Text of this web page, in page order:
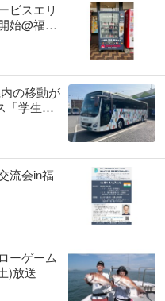
ビスエリ
始@福山
の移動が
「学生運
の片道
用可能
流会in福
ーゲーム
)放送